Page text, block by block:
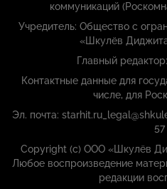
коммуникаций
Учредитель: Общество с
«Шкулёв
Главный
Контактные данные для
числе, для
Эл. почта:
57
Copyright (с) ООО «Шкулёв
Любое воспроизведение
редакции